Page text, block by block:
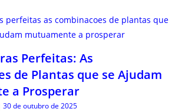
Perfeitas: As
de Plantas que se Ajudam
a Prosperar
30 de outubro de 2025